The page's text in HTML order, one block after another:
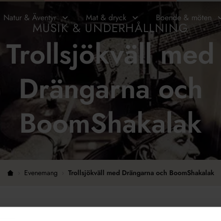
Natur & Äventyr Mat & dryck Boende & möten
MUSIK & UNDERHÅLLNING
Trollsjökväll med
Drängarna och
BoomShakalak
Hem Evenemang Trollsjökväll med Drängarna och BoomShakalak